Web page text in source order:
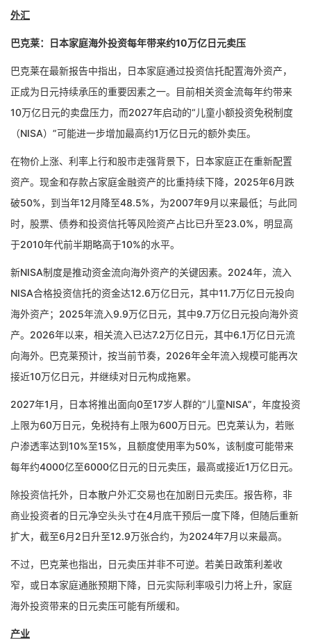
外汇
巴克莱：日本家庭海外投资每年带来约10万亿日元卖压
巴克莱在最新报告中指出，日本家庭通过投资信托配置海外资产，
正成为日元持续承压的重要因素之一。目前相关资金流每年约带来
10万亿日元的卖盘压力，而2027年启动的“儿童小额投资免税制度
（NISA）”可能进一步增加最高约1万亿日元的额外卖压。
在物价上涨、利率上行和股市走强背景下，日本家庭正在重新配置
资产。现金和存款占家庭金融资产的比重持续下降，2025年6月跌
破50%，到当年12月降至48.5%，为2007年9月以来最低；与此同
时，股票、债券和投资信托等风险资产占比已升至23.0%，明显高
于2010年代前半期略高于10%的水平。
新NISA制度是推动资金流向海外资产的关键因素。2024年，流入
NISA合格投资信托的资金达12.6万亿日元，其中11.7万亿日元投向
海外资产；2025年流入9.9万亿日元，其中9.7万亿日元投向海外资
产。2026年以来，相关流入已达7.2万亿日元，其中6.1万亿日元流
向海外。巴克莱预计，按当前节奏，2026年全年流入规模可能再次
接近10万亿日元，并继续对日元构成拖累。
2027年1月，日本将推出面向0至17岁人群的“儿童NISA”，年度投资
上限为60万日元，免税持有上限为600万日元。巴克莱认为，若账
户渗透率达到10%至15%，且额度使用率为50%，该制度可能带来
每年约4000亿至6000亿日元的日元卖压，最高或接近1万亿日元。
除投资信托外，日本散户外汇交易也在加剧日元卖压。报告称，非
商业投资者的日元净空头头寸在4月底干预后一度下降，但随后重新
扩大，截至6月2日升至12.9万张合约，为2024年7月以来最高。
不过，巴克莱也指出，日元卖压并非不可逆。若美日政策利差收
窄，或日本家庭通胀预期下降，日元实际利率吸引力将上升，家庭
海外投资带来的日元卖压可能有所缓和。
产业